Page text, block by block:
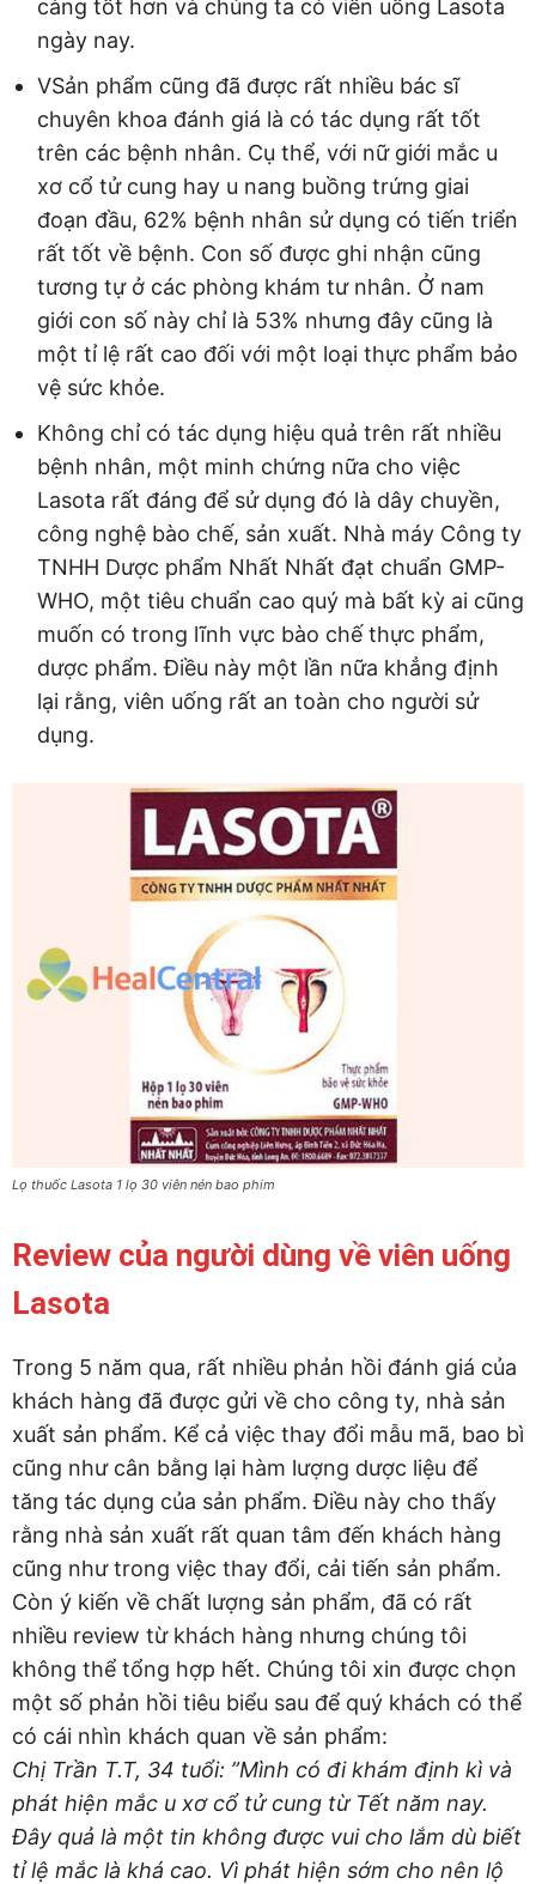
càng tốt hơn và chúng ta có viên uống Lasota
ngày nay.
VSản phẩm cũng đã được rất nhiều bác sĩ
chuyên khoa đánh giá là có tác dụng rất tốt
trên các bệnh nhân. Cụ thể, với nữ giới mắc u
xơ cổ tử cung hay u nang buồng trứng giai
đoạn đầu, 62% bệnh nhân sử dụng có tiến triển
rất tốt về bệnh. Con số được ghi nhận cũng
tương tự ở các phòng khám tư nhân. Ở nam
giới con số này chỉ là 53% nhưng đây cũng là
một tỉ lệ rất cao đối với một loại thực phẩm bảo
vệ sức khỏe.
Không chỉ có tác dụng hiệu quả trên rất nhiều
bệnh nhân, một minh chứng nữa cho việc
Lasota rất đáng để sử dụng đó là dây chuyền,
công nghệ bào chế, sản xuất. Nhà máy Công ty
TNHH Dược phẩm Nhất Nhất đạt chuẩn GMP-
WHO, một tiêu chuẩn cao quý mà bất kỳ ai cũng
muốn có trong lĩnh vực bào chế thực phẩm,
dược phẩm. Điều này một lần nữa khẳng định
lại rằng, viên uống rất an toàn cho người sử
dụng.
Lọ thuốc Lasota 1 lọ 30 viên nén bao phim
Review của người dùng về viên uống
Lasota
Trong 5 năm qua, rất nhiều phản hồi đánh giá của
khách hàng đã được gửi về cho công ty, nhà sản
xuất sản phẩm. Kể cả việc thay đổi mẫu mã, bao bì
cũng như cân bằng lại hàm lượng dược liệu để
tăng tác dụng của sản phẩm. Điều này cho thấy
rằng nhà sản xuất rất quan tâm đến khách hàng
cũng như trong việc thay đổi, cải tiến sản phẩm.
Còn ý kiến về chất lượng sản phẩm, đã có rất
nhiều review từ khách hàng nhưng chúng tôi
không thể tổng hợp hết. Chúng tôi xin được chọn
một số phản hồi tiêu biểu sau để quý khách có thể
có cái nhìn khách quan về sản phẩm:
Chị Trần T.T, 34 tuổi: ”Mình có đi khám định kì và
phát hiện mắc u xơ cổ tử cung từ Tết năm nay.
Đây quả là một tin không được vui cho lắm dù biết
tỉ lệ mắc là khá cao. Vì phát hiện sớm cho nên lộ